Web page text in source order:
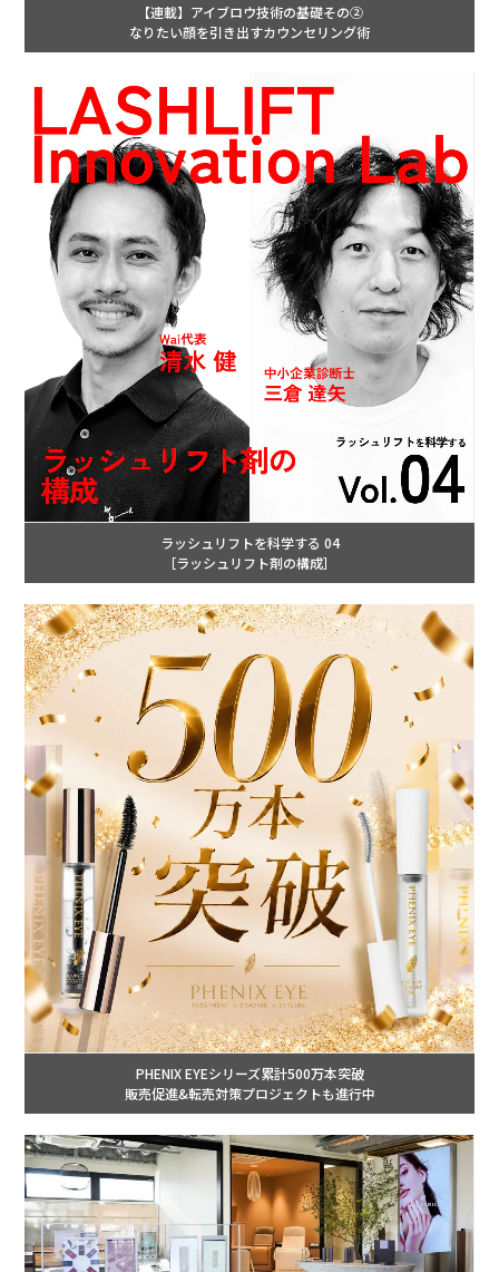
【連載】アイブロウ技術の基礎その②
なりたい顔を引き出すカウンセリング術
ラッシュリフトを科学する 04
［ラッシュリフト剤の構成］
PHENIX EYEシリーズ累計500万本突破
販売促進&転売対策プロジェクトも進行中